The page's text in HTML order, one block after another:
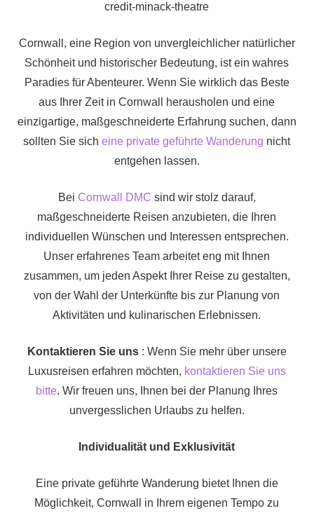
credit-minack-theatre
Cornwall, eine Region von unvergleichlicher natürlicher
Schönheit und historischer Bedeutung, ist ein wahres
Paradies für Abenteurer. Wenn Sie wirklich das Beste
aus Ihrer Zeit in Cornwall herausholen und eine
einzigartige, maßgeschneiderte Erfahrung suchen, dann
sollten Sie sicheine private geführte Wanderung nicht
entgehen lassen.
Bei Cornwall DMC sind wir stolz darauf,
maßgeschneiderte Reisen anzubieten, die Ihren
individuellen Wünschen und Interessen entsprechen.
Unser erfahrenes Team arbeitet eng mit Ihnen
zusammen, um jeden Aspekt Ihrer Reise zu gestalten,
von der Wahl der Unterkünfte bis zur Planung von
Aktivitäten und kulinarischen Erlebnissen.
Kontaktieren Sie uns: Wenn Sie mehr über unsere
Luxusreisen erfahren möchten, kontaktieren Sie uns
bitte. Wir freuen uns, Ihnen bei der Planung Ihres
unvergesslichen Urlaubs zu helfen.
Individualität und Exklusivität
Eine private geführte Wanderung bietet Ihnen die
Möglichkeit, Cornwall in Ihrem eigenen Tempo zu